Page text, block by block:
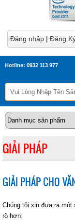
Đăng nhập | Đăng
Hotline: 0932 113 977
GIẢI PHÁP
GIẢI PHÁP CHO
Chúng tôi xin đưa ra một
rõ hơn: